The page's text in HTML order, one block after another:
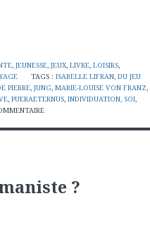
, JEUNESSE, JEUX, LIVRE, LOISIRS,
TAGS :ISABELLE LIFRAN,DU JEU
PIERRE, JUNG, MARIE-LOUISE VON FRANZ,
, PUERAETERNUS, INDIVIDUATION, SOI,
?